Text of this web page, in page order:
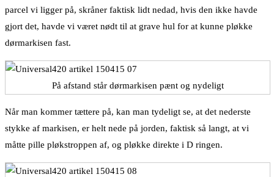
parcel vi ligger på, skråner faktisk lidt nedad, hvis den ikke havde
gjort det, havde vi været nødt til at grave hul for at kunne pløkke
dørmarkisen fast.
På afstand står dørmarkisen pænt og nydeligt
Når man kommer tættere på, kan man tydeligt se, at det nederste
stykke af markisen, er helt nede på jorden, faktisk så langt, at vi
måtte pille pløkstroppen af, og pløkke direkte i D ringen.